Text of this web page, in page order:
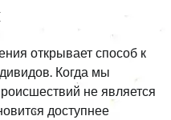
открывает способ к
Когда мы
не является
доступнее